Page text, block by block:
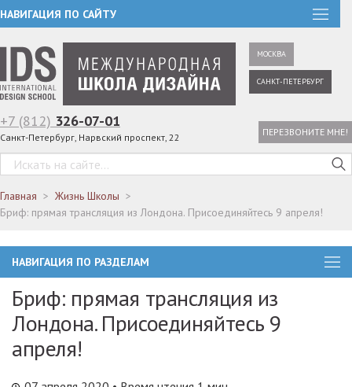
НАВИГАЦИЯ ПО САЙТУ
МОСКВА
САНКТ-ПЕТЕРБУРГ
+7 (812) 326-07-01
Санкт-Петербург, Нарвский проспект, 22 ПЕРЕЗВОНИТЕ МНЕ!
Главная
Жизнь Школы
Бриф: прямая трансляция из Лондона. Присоединяйтесь 9 апреля!
НАВИГАЦИЯ ПО РАЗДЕЛАМ
Бриф: прямая трансляция из
Лондона. Присоединяйтесь 9
апреля!